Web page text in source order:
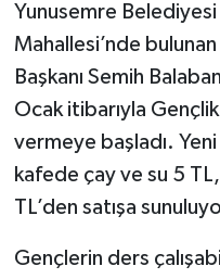
Yunusemre
Mahallesi’nde
Başkanı Semih
Ocak itibarıyla
vermeye başladı. Yeni
kafede çay ve su 5
TL’den satışa
Gençlerin ders